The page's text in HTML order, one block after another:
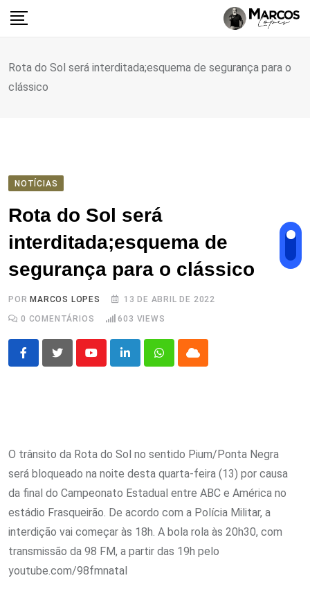
para
conteúdo
Rota do Sol será interditada;esquema de segurança para o
clássico
NOTÍCIAS
Rota do Sol será
interditada;esquema de
segurança para o clássico
PORMARCOS LOPES
13 DE ABRIL DE 2022
0 COMENTÁRIOS 603 VIEWS
YoutubeLinkedInWhatsappCloud
O trânsito da Rota do Sol no sentido Pium/Ponta Negra
será bloqueado na noite desta quarta-feira (13) por causa
da final do Campeonato Estadual entre ABC e América no
estádio Frasqueirão. De acordo com a Polícia Militar, a
interdição vai começar às 18h. A bola rola às 20h30, com
transmissão da 98 FM, a partir das 19h pelo
youtube.com/98fmnatal